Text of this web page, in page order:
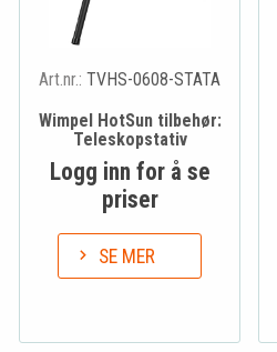
Art.nr.: TVHS-0608-STATA
Wimpel HotSun tilbehør:
Teleskopstativ
Logg inn for å se
priser
SE MER